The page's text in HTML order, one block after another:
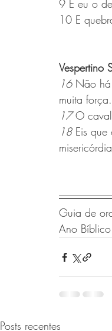
9 E eu o
10 E
Vespertino
16 Não há
muita força.
17 O
18 Eis
Guia de
Ano
Posts recentes